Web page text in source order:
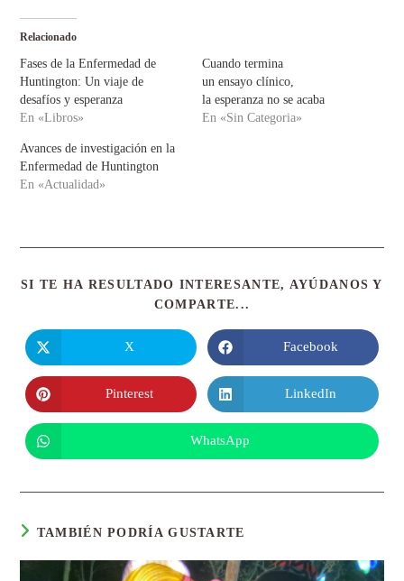
Relacionado
Fases de la Enfermedad de
Huntington: Un viaje de
desafíos y esperanza
En «Libros»
Cuando termina
un ensayo clínico,
la esperanza no se acaba
En «Sin Categoria»
Avances de investigación en la
Enfermedad de Huntington
En «Actualidad»
SI TE HA RESULTADO INTERESANTE, AYÚDANOS Y
COMPARTE...
X Facebook
Pinterest LinkedIn
WhatsApp
TAMBIÉN PODRÍA GUSTARTE